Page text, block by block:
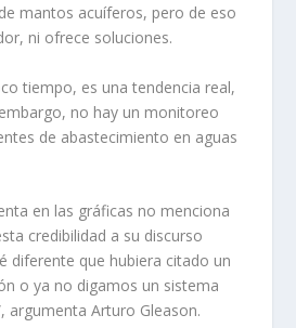
mantos acuíferos, pero de eso
ni ofrece soluciones.
tiempo, es una tendencia real,
no hay un monitoreo
de abastecimiento en aguas
en las gráficas no menciona
credibilidad a su discurso
diferente que hubiera citado un
o ya no digamos un sistema
argumenta Arturo Gleason.